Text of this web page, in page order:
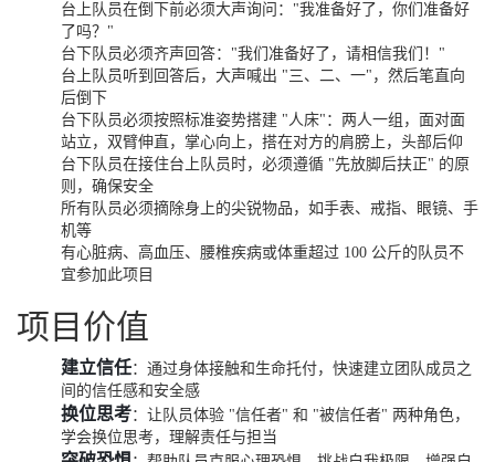
台上队员在倒下前必须大声询问："我准备好了，你们准备好
了吗？"
台下队员必须齐声回答："我们准备好了，请相信我们！"
台上队员听到回答后，大声喊出 "三、二、一"，然后笔直向
后倒下
台下队员必须按照标准姿势搭建 "人床"：两人一组，面对面
站立，双臂伸直，掌心向上，搭在对方的肩膀上，头部后仰
台下队员在接住台上队员时，必须遵循 "先放脚后扶正" 的原
则，确保安全
所有队员必须摘除身上的尖锐物品，如手表、戒指、眼镜、手
机等
有心脏病、高血压、腰椎疾病或体重超过 100 公斤的队员不
宜参加此项目
项目价值
建立信任：通过身体接触和生命托付，快速建立团队成员之
间的信任感和安全感
换位思考：让队员体验 "信任者" 和 "被信任者" 两种角色，
学会换位思考，理解责任与担当